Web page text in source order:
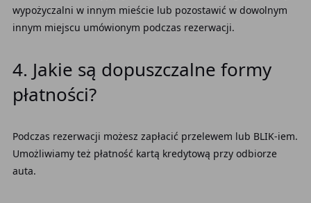
wypożyczalni w innym mieście lub pozostawić w dowolnym
innym miejscu umówionym podczas rezerwacji.
4. Jakie są dopuszczalne formy
płatności?
Podczas rezerwacji możesz zapłacić przelewem lub BLIK-iem.
Umożliwiamy też płatność kartą kredytową przy odbiorze
auta.